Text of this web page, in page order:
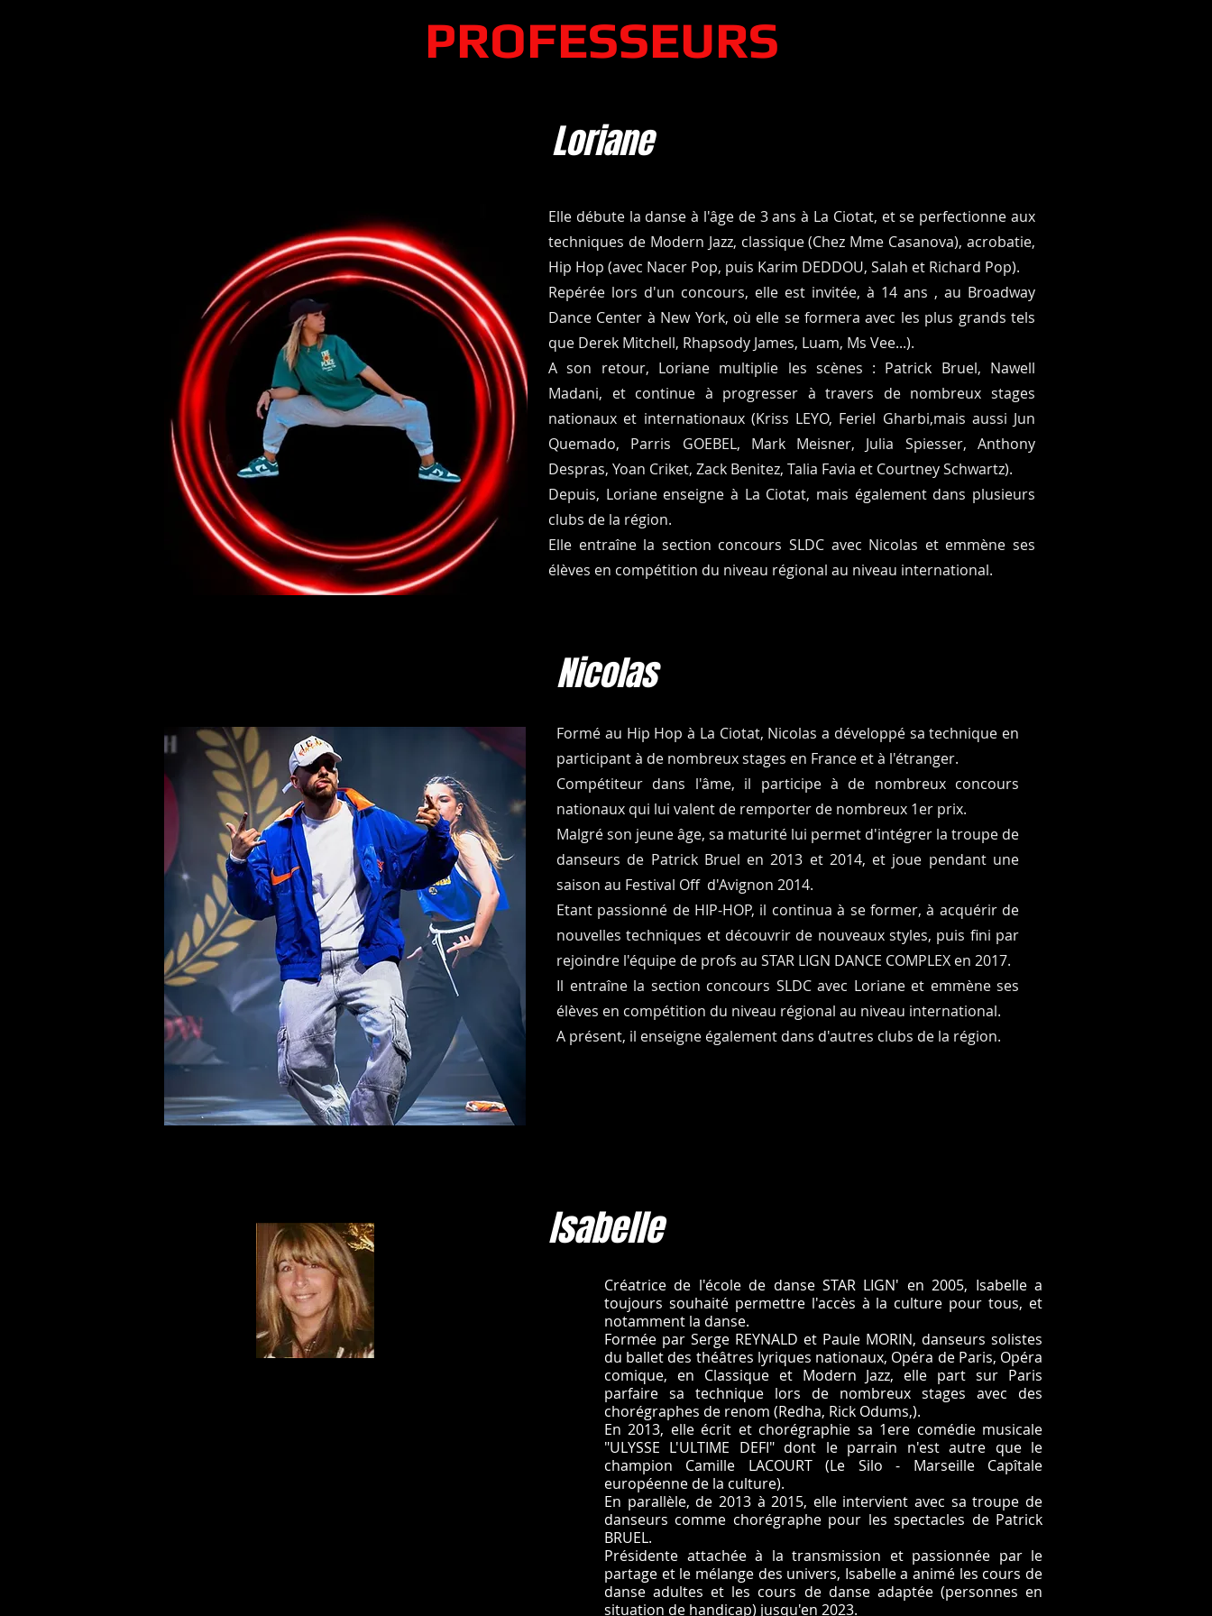
PROFESSEURS
Loriane
Elle débute la danse à l'âge de 3 ans à La Ciotat, et se perfectionne aux
techniques de Modern Jazz, classique (Chez Mme Casanova), acrobatie,
Hip Hop (avec Nacer Pop, puis Karim DEDDOU, Salah et Richard Pop).
Repérée lors d'un concours, elle est invitée, à 14 ans , au Broadway
Dance Center à New York, où elle se formera avec les plus grands tels
que Derek Mitchell, Rhapsody James, Luam, Ms Vee...).
A son retour, Loriane multiplie les scènes : Patrick Bruel, Nawell
Madani, et continue à progresser à travers de nombreux stages
nationaux et internationaux (Kriss LEYO, Feriel Gharbi,mais aussi Jun
Quemado, Parris GOEBEL, Mark Meisner, Julia Spiesser, Anthony
Despras, Yoan Criket, Zack Benitez, Talia Favia et Courtney Schwartz).
Depuis, Loriane enseigne à La Ciotat, mais également dans plusieurs
clubs de la région.
Elle entraîne la section concours SLDC avec Nicolas et emmène ses
élèves en compétition du niveau régional au niveau international.
Nicolas
Formé au Hip Hop à La Ciotat, Nicolas a développé sa technique en
participant à de nombreux stages en France et à l'étranger.
Compétiteur dans l'âme, il participe à de nombreux concours
nationaux qui lui valent de remporter de nombreux 1er prix.
Malgré son jeune âge, sa maturité lui permet d'intégrer la troupe de
danseurs de Patrick Bruel en 2013 et 2014, et joue pendant une
saison au Festival Off d'Avignon 2014.
Etant passionné de HIP-HOP, il continua à se former, à acquérir de
nouvelles techniques et découvrir de nouveaux styles, puis fini par
rejoindre l'équipe de profs au STAR LIGN DANCE COMPLEX en 2017.
Il entraîne la section concours SLDC avec Loriane et emmène ses
élèves en compétition du niveau régional au niveau international.
A présent, il enseigne également dans d'autres clubs de la région.
Isabelle
Créatrice de l'école de danse STAR LIGN' en 2005, Isabelle a
toujours souhaité permettre l'accès à la culture pour tous, et
notamment la danse.
Formée par Serge REYNALD et Paule MORIN, danseurs solistes
du ballet des théâtres lyriques nationaux, Opéra de Paris, Opéra
comique, en Classique et Modern Jazz, elle part sur Paris
parfaire sa technique lors de nombreux stages avec des
chorégraphes de renom (Redha, Rick Odums,).
En 2013, elle écrit et chorégraphie sa 1ere comédie musicale
"ULYSSE L'ULTIME DEFI" dont le parrain n'est autre que le
champion Camille LACOURT (Le Silo - Marseille Capîtale
européenne de la culture).
En parallèle, de 2013 à 2015, elle intervient avec sa troupe de
danseurs comme chorégraphe pour les spectacles de Patrick
BRUEL.
Présidente attachée à la transmission et passionnée par le
partage et le mélange des univers, Isabelle a animé les cours de
danse adultes et les cours de danse adaptée (personnes en
situation de handicap) jusqu'en 2023.